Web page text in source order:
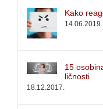
Kako
14.06.2019.
15
ličnosti
18.12.2017.